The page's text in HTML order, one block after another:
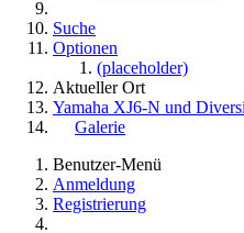
Suche
Optionen
(placeholder)
Aktueller Ort
Yamaha XJ6-N und
Galerie
Benutzer-Menü
Anmeldung
Registrierung